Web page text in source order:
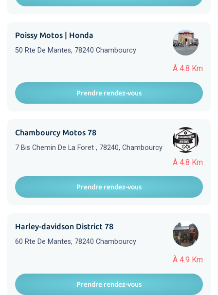
À 4.8 Km
Poissy Motos | Honda
50 Rte De Mantes, 78240 Chambourcy
Prendre rendez-vous
À 4.8 Km
Chambourcy Motos 78
7 Bis Chemin De La Foret , 78240, Chambourcy
Prendre rendez-vous
À 4.9 Km
Harley-davidson District 78
60 Rte De Mantes, 78240 Chambourcy
Prendre rendez-vous